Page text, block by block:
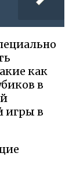
как
в
игры в